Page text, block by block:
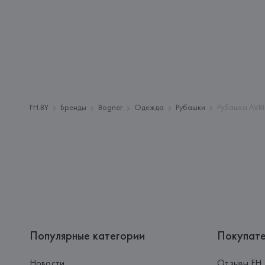
FH.BY Бренды Bogner Одежда Рубашки Рубашка
Популярные категории